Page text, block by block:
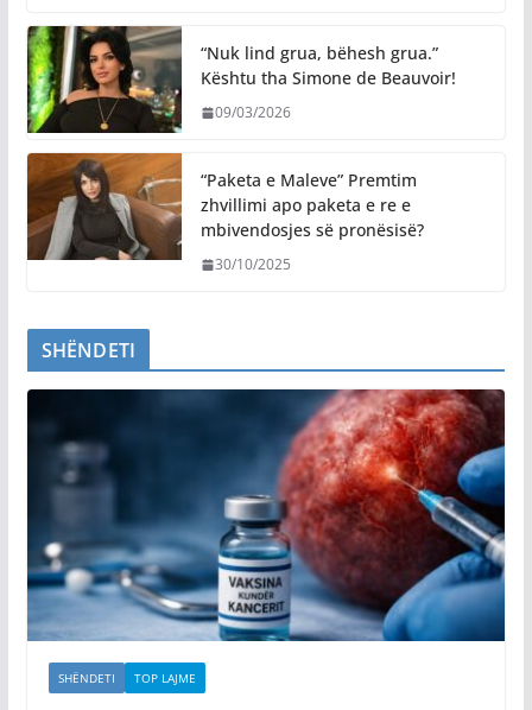
“Nuk lind grua, bëhesh grua.”
Kështu tha Simone de Beauvoir!
09/03/2026
“Paketa e Maleve” Premtim
zhvillimi apo paketa e re e
mbivendosjes së pronësisë?
30/10/2025
SHËNDETI
SHËNDETI TOP LAJME